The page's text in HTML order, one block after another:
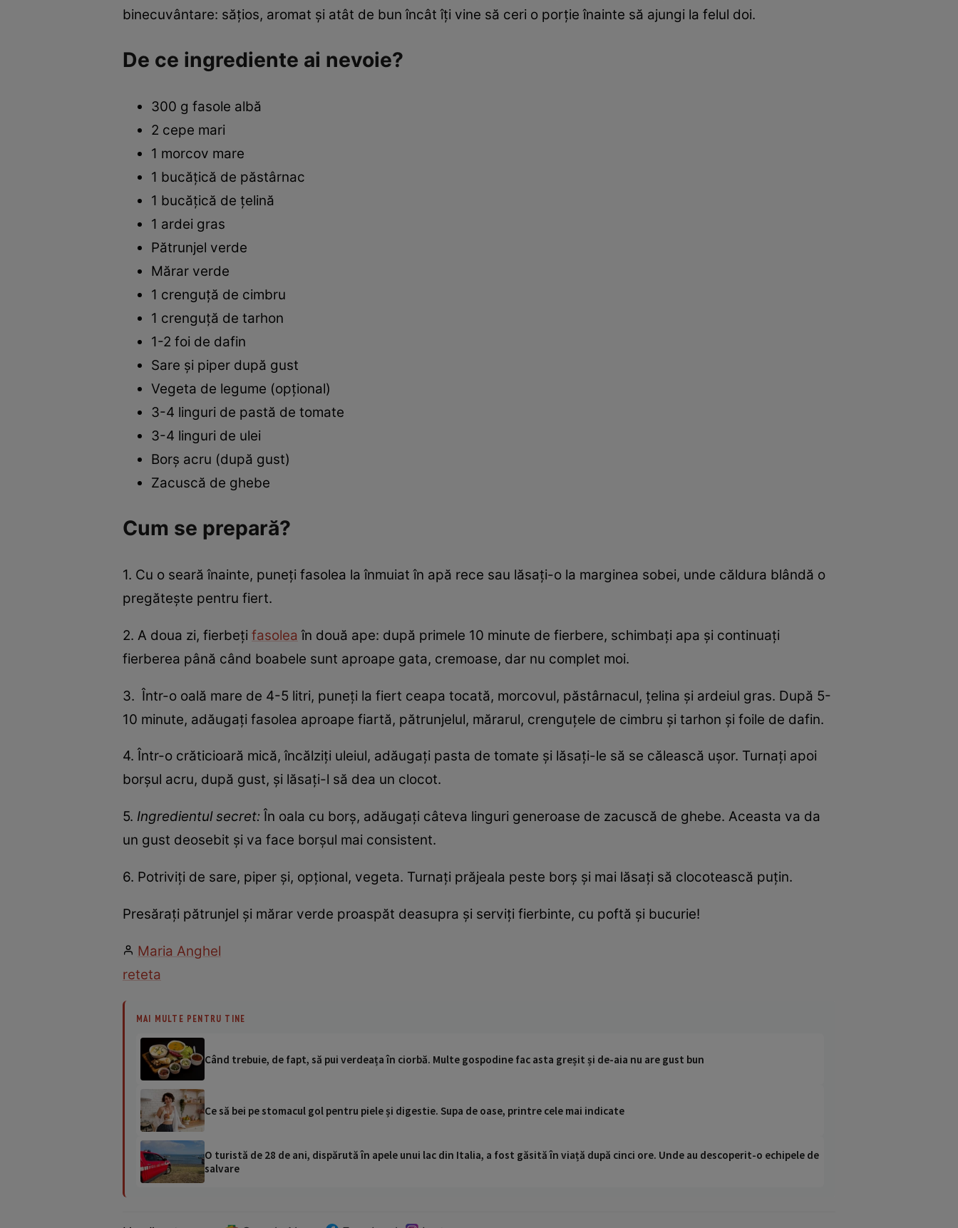
binecuvântare: sățios, aromat și atât de bun încât îți vine să ceri o porție înainte să ajungi la felul doi.
De ce ingrediente ai nevoie?
300 g fasole albă
2 cepe mari
1 morcov mare
1 bucățică de păstârnac
1 bucățică de țelină
1 ardei gras
Pătrunjel verde
Mărar verde
1 crenguță de cimbru
1 crenguță de tarhon
1-2 foi de dafin
Sare și piper după gust
Vegeta de legume (opțional)
3-4 linguri de pastă de tomate
3-4 linguri de ulei
Borș acru (după gust)
Zacuscă de ghebe
Cum se prepară?
1. Cu o seară înainte, puneți fasolea la înmuiat în apă rece sau lăsați-o la marginea sobei, unde căldura blândă o
pregătește pentru fiert.
2. A doua zi, fierbeți fasolea în două ape: după primele 10 minute de fierbere, schimbați apa și continuați
fierberea până când boabele sunt aproape gata, cremoase, dar nu complet moi.
3. Într-o oală mare de 4-5 litri, puneți la fiert ceapa tocată, morcovul, păstârnacul, țelina și ardeiul gras. După 5-
10 minute, adăugați fasolea aproape fiartă, pătrunjelul, mărarul, crenguțele de cimbru și tarhon și foile de dafin.
4. Într-o crăticioară mică, încălziți uleiul, adăugați pasta de tomate și lăsați-le să se călească ușor. Turnați apoi
borșul acru, după gust, și lăsați-l să dea un clocot.
5. Ingredientul secret: În oala cu borș, adăugați câteva linguri generoase de zacuscă de ghebe. Aceasta va da
un gust deosebit și va face borșul mai consistent.
6. Potriviți de sare, piper și, opțional, vegeta. Turnați prăjeala peste borș și mai lăsați să clocotească puțin.
Presărați pătrunjel și mărar verde proaspăt deasupra și serviți fierbinte, cu poftă și bucurie!
Maria Anghel
reteta
MAI MULTE PENTRU TINE
Când trebuie, de fapt, să pui verdeața în ciorbă. Multe gospodine fac asta greșit și de-aia nu are gust bun
Ce să bei pe stomacul gol pentru piele și digestie. Supa de oase, printre cele mai indicate
O turistă de 28 de ani, dispărută în apele unui lac din Italia, a fost găsită în viață după cinci ore. Unde au descoperit-o echipele de
salvare